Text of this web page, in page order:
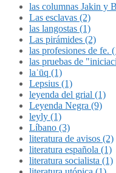
las columnas Jakin y
Las esclavas (2)
las langostas (1)
Las pirámides (2)
las profesiones de fe.
las pruebas de
laʿūq (1)
Lepsius (1)
leyenda del grial (1)
Leyenda Negra (9)
leyly (1)
Líbano (3)
literatura de avisos (2)
literatura española (1)
literatura socialista (1)